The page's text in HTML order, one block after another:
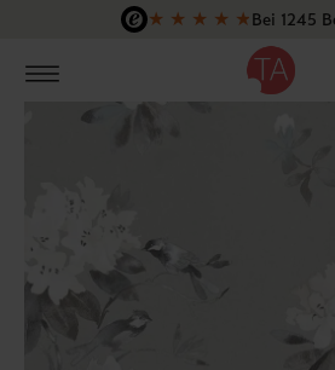
Zum Hauptinhalt springen
★ ★ ★ ★ ★Bei 1245